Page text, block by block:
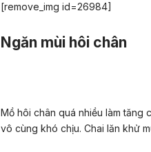
[remove_img id=26984]
Ngăn mùi hôi chân
Mồ hôi chân quá nhiều làm tăng
vô cùng khó chịu. Chai lăn khử